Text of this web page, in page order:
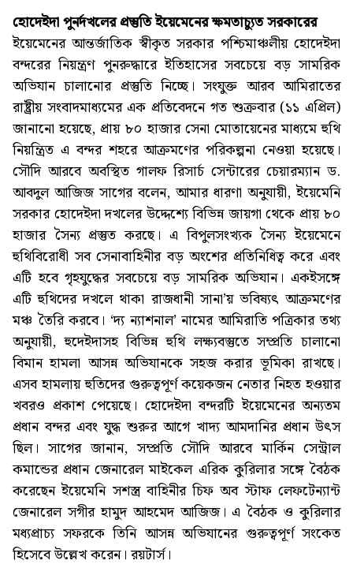
হোদেইদা পুনর্দখলের প্রস্তুতি ইয়েমেনের ক্ষমতাচ্যুত সরকারের
ইয়েমেনের আন্তর্জাতিক স্বীকৃত সরকার পশ্চিমাঞ্চলীয় হোদেইদা
বন্দরের নিয়ন্ত্রণ পুনরুদ্ধারে ইতিহাসের সবচেয়ে বড় সামরিক
অভিযান চালানোর প্রস্তুতি নিচ্ছে। সংযুক্ত আরব আমিরাতের
রাষ্ট্রীয় সংবাদমাধ্যমের এক প্রতিবেদনে গত শুক্রবার (১১ এপ্রিল)
জানানো হয়েছে, প্রায় ৮০ হাজার সেনা মোতায়েনের মাধ্যমে হুথি
নিয়ন্ত্রিত এ বন্দর শহরে আক্রমণের পরিকল্পনা নেওয়া হয়েছে।
সৌদি আরবে অবস্থিত গালফ রিসার্চ সেন্টারের চেয়ারম্যান ড.
আবদুল আজিজ সাগের বলেন, আমার ধারণা অনুযায়ী, ইয়েমেনি
সরকার হোদেইদা দখলের উদ্দেশ্যে বিভিন্ন জায়গা থেকে প্রায় ৮০
হাজার সৈন্য প্রস্তুত করছে। এ বিপুলসংখ্যক সৈন্য ইয়েমেনে
হুথিবিরোধী সব সেনাবাহিনীর বড় অংশের প্রতিনিধিত্ব করে এবং
এটি হবে গৃহযুদ্ধের সবচেয়ে বড় সামরিক অভিযান। একইসঙ্গে
এটি হুথিদের দখলে থাকা রাজধানী সানা’য় ভবিষ্যৎ আক্রমণের
মঞ্চ তৈরি করবে। ‘দ্য ন্যাশনাল’ নামের আমিরাতি পত্রিকার তথ্য
অনুযায়ী, হুদেইদাসহ বিভিন্ন হুথি লক্ষ্যবস্তুতে সম্প্রতি চালানো
বিমান হামলা আসন্ন অভিযানকে সহজ করার ভূমিকা রাখছে।
এসব হামলায় হুতিদের গুরুত্বপূর্ণ কয়েকজন নেতার নিহত হওয়ার
খবরও প্রকাশ পেয়েছে। হোদেইদা বন্দরটি ইয়েমেনের অন্যতম
প্রধান বন্দর এবং যুদ্ধ শুরুর আগে খাদ্য আমদানির প্রধান উৎস
ছিল। সাগের জানান, সম্প্রতি সৌদি আরবে মার্কিন সেন্ট্রাল
কমান্ডের প্রধান জেনারেল মাইকেল এরিক কুরিলার সঙ্গে বৈঠক
করেছেন ইয়েমেনি সশস্ত্র বাহিনীর চিফ অব স্টাফ লেফটেন্যান্ট
জেনারেল সগীর হামুদ আহমেদ আজিজ। এ বৈঠক ও কুরিলার
মধ্যপ্রাচ্য সফরকে তিনি আসন্ন অভিযানের গুরুত্বপূর্ণ সংকেত
হিসেবে উল্লেখ করেন। রয়টার্স।